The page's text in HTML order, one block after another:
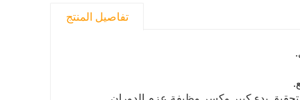
تفاصيل المنتج